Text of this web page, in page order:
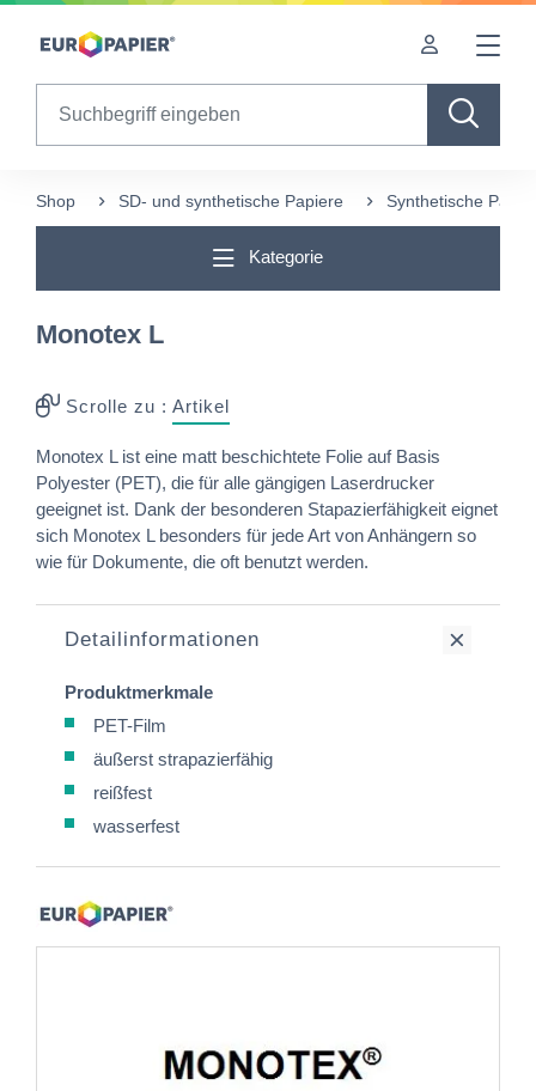
Table Of Content
Diese Produkte könnten Sie auch interessieren
Shop SD- und synthetische Papiere Synthetische
Kategorie
Monotex L
Scrolle zu : Artikel
Monotex L ist eine matt beschichtete Folie auf Basis
Polyester (PET), die für alle gängigen Laserdrucker
geeignet ist. Dank der besonderen Stapazierfähigkeit eignet
sich Monotex L besonders für jede Art von Anhängern so
wie für Dokumente, die oft benutzt werden.
Detailinformationen
Produktmerkmale
PET-Film
äußerst strapazierfähig
reißfest
wasserfest